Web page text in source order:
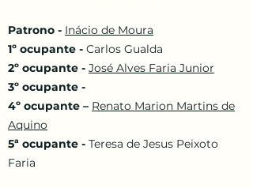
Patrono - Inácio de Moura
1º ocupante - Carlos Gualda
2º ocupante - José Alves Faria Junior
3º ocupante -
4º ocupante – Renato Marion Martins de
Aquino
5ª ocupante - Teresa de Jesus Peixoto
Faria